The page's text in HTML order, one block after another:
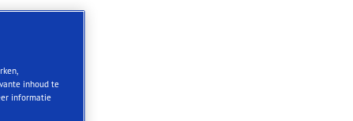
inhoud te
informatie